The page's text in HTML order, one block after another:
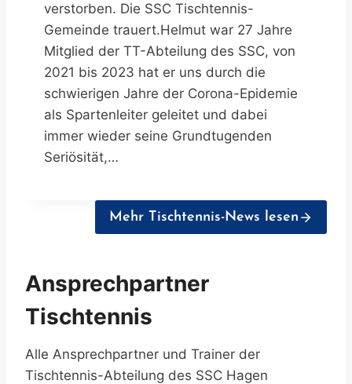
verstorben. Die SSC Tischtennis-
Gemeinde trauert.Helmut war 27 Jahre
Mitglied der TT-Abteilung des SSC, von
2021 bis 2023 hat er uns durch die
schwierigen Jahre der Corona-Epidemie
als Spartenleiter geleitet und dabei
immer wieder seine Grundtugenden
Seriösität,…
Mehr Tischtennis-News lesen
Ansprechpartner
Tischtennis
Alle Ansprechpartner und Trainer der
Tischtennis-Abteilung des SSC Hagen